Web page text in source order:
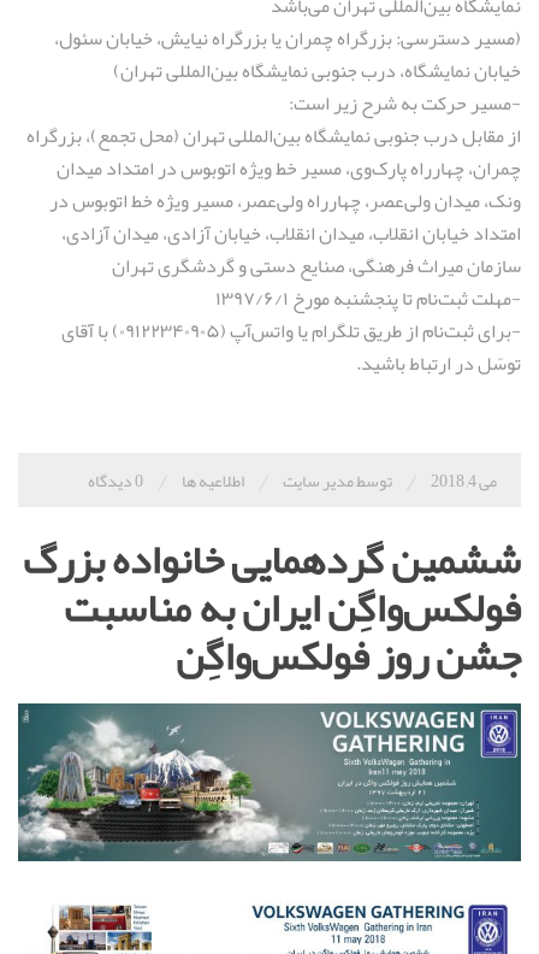
(مسیر دسترسی: بزرگراه چمران یا بزرگراه نیایش، خیابان سئول،
خیابان نمایشگاه، درب جنوبی نمایشگاه بین‌المللی تهران)
-مسیر حرکت به شرح زیر است:
از مقابل درب جنوبی نمایشگاه بین‌المللی تهران (محل تجمع)، بزرگراه
چمران، چهارراه پارک‌وی، مسیر خط ویژه اتوبوس در امتداد میدان
ونک، میدان ولی‌عصر، چهارراه ولی‌عصر، مسیر ویژه خط اتوبوس در
امتداد خیابان انقلاب، میدان انقلاب، خیابان آزادی، میدان آزادی،
سازمان میراث فرهنگی، صنایع دستی و گردشگری تهران
-مهلت ثبت‌نام تا پنجشنبه مورخ ۱۳۹۷/۶/۱
-برای ثبت‌نام از طریق تلگرام یا واتس‌آپ (۰۹۱۲۲۳۴۰۹۰۵) با آقای
توسّل در ارتباط باشید.
می 4, 2018 توسط مدیر سایت اطلاعیه ها 0 دیدگاه
ششمین گردهمایی خانواده بزرگ
فولکس‌واگِن ایران به مناسبت
جشن روز فولکس‌واگِن